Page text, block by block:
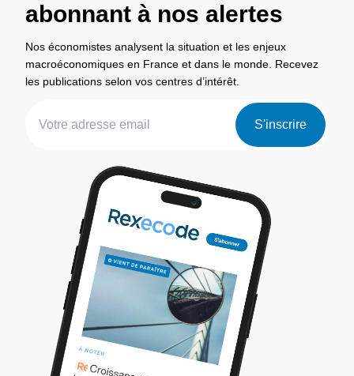
abonnant à nos alertes
Nos économistes analysent la situation et les enjeux
macroéconomiques en France et dans le monde. Recevez
les publications selon vos centres d’intérêt.
S'inscrire